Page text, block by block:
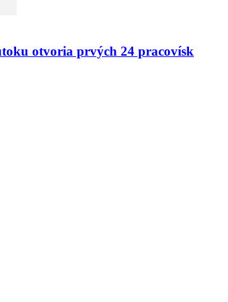
otvoria prvých 24 pracovísk